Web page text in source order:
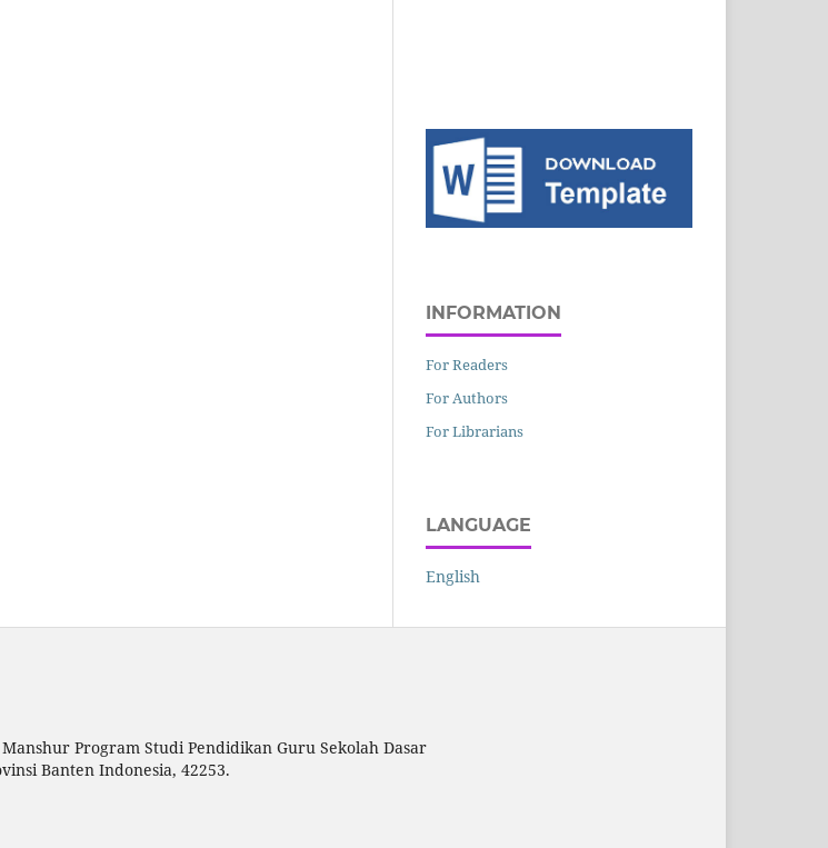
INFORMATION
For Readers
For Authors
For Librarians
LANGUAGE
English
Program Studi Pendidikan Guru Sekolah Dasar
Banten Indonesia, 42253.